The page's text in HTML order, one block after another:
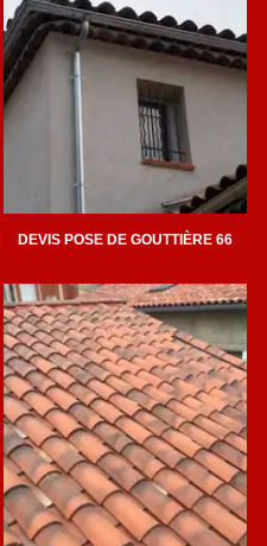
DEVIS POSE DE GOUTTIÈRE 66